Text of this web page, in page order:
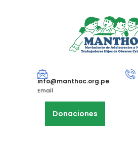
info@manthoc.org.pe
Email
Donaciones